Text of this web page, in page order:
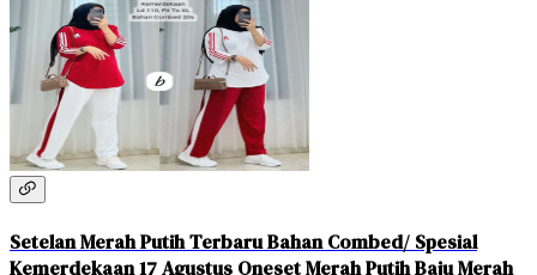
Setelan Merah Putih Terbaru Bahan Combed/ Spesial
Kemerdekaan 17 Agustus Oneset Merah Putih Baju Merah